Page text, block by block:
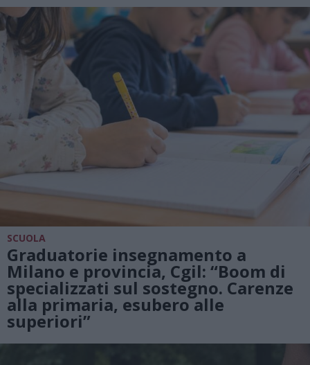
SCUOLA
Graduatorie insegnamento a
Milano e provincia, Cgil: “Boom di
specializzati sul sostegno. Carenze
alla primaria, esubero alle
superiori”